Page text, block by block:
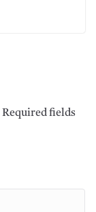
Required fields